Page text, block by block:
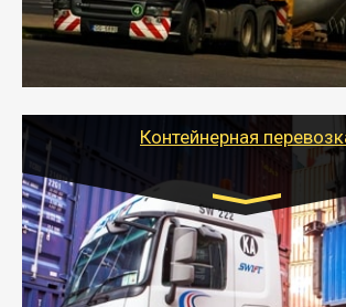
- Тайгер Логистик в короткие сроки
качественно и безопасно перевезти
грузы по всей России тралом,
другим транспортом и подобрать
Контейнерная
Цена за км.
индивидуально